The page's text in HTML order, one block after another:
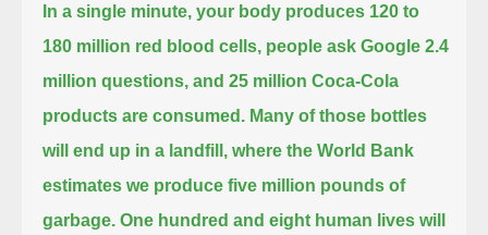
In a single minute, your body produces 120 to
180 million red blood cells, people ask Google 2.4
million questions, and 25 million Coca-Cola
products are consumed. Many of those bottles
will end up in a landfill, where the World Bank
estimates we produce five million pounds of
garbage. One hundred and eight human lives will